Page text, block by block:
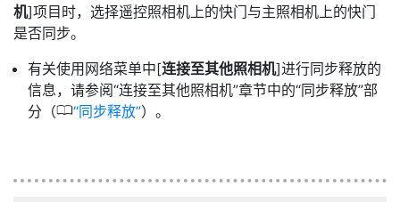
机]项目时，选择遥控照相机上的快门与主照相机上的快门
是否同步。
有关使用网络菜单中[连接至其他照相机]进行同步释放的
信息，请参阅“连接至其他照相机”章节中的“同步释放”部
分（0 同步释放 ）。